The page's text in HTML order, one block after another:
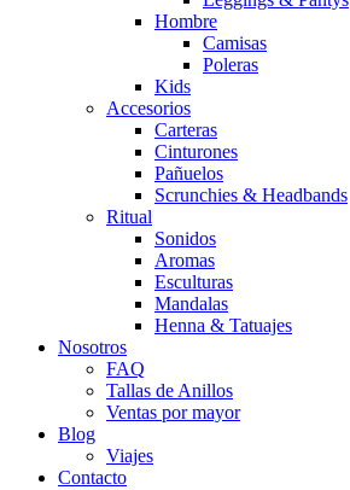
Hombre
Camisas
Poleras
Kids
Accesorios
Carteras
Cinturones
Pañuelos
Scrunchies & Headbands
Ritual
Sonidos
Aromas
Esculturas
Mandalas
Henna & Tatuajes
Nosotros
FAQ
Tallas de Anillos
Ventas por mayor
Blog
Viajes
Contacto